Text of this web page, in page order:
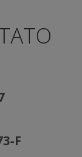
F